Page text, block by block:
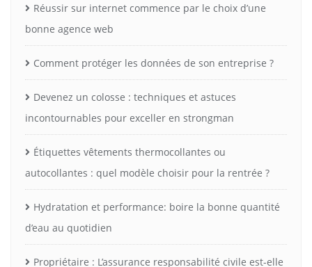
Réussir sur internet commence par le choix d’une
bonne agence web
Comment protéger les données de son entreprise ?
Devenez un colosse : techniques et astuces
incontournables pour exceller en strongman
Étiquettes vêtements thermocollantes ou
autocollantes : quel modèle choisir pour la rentrée ?
Hydratation et performance: boire la bonne quantité
d’eau au quotidien
Propriétaire : L’assurance responsabilité civile est-elle